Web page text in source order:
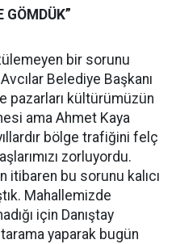
GÖMDÜK”
bir sorunu
Belediye Başkanı
pazarları kültürümüzün
ama Ahmet Kaya
bölge trafiğini felç
zorluyordu.
itibaren bu sorunu kalıcı
Mahallemizde
için Danıştay
tarama yaparak bugün